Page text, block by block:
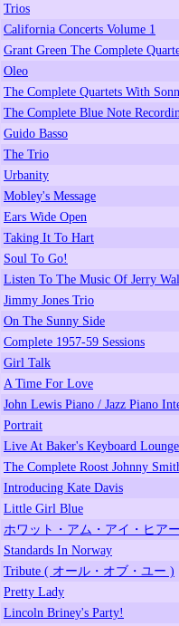
Trios
California Concerts Volume 1
Grant Green The Complete
Oleo
The Complete Quartets With
The Complete Blue Note
Guido Basso
The Trio
Urbanity
Mobley's Message
Ears Wide Open
Taking It To Hart
Soul To Go!
Listen To The Music Of Jerry
Jimmy Jones Trio
On The Sunny Side
Complete 1957-59 Sessions
Girl Talk
A Time For Love
John Lewis Piano / Jazz Piano
Portrait
Live At Baker's Keyboard Lounge
The Complete Roost Johnny
Introducing Kate Davis
Little Girl Blue
ホワット・アム・アイ・ヒア
Standards In Norway
Tribute ( オール・オブ・ユー )
Pretty Lady
Lincoln Briney's Party!